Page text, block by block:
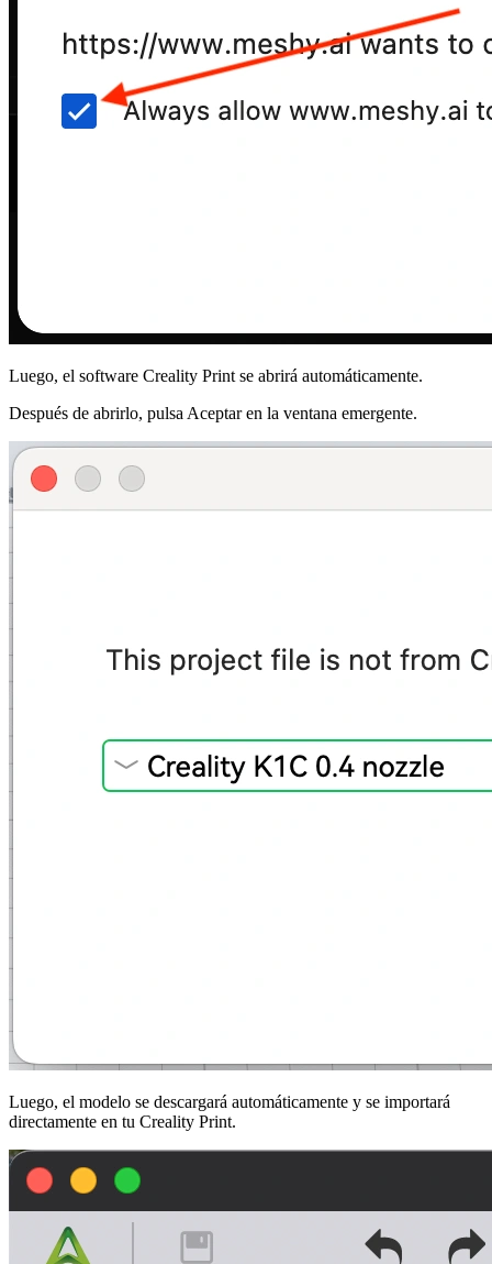
Luego, el software Creality Print se abrirá automáticamente.
Después de abrirlo, pulsa Aceptaren la ventana emergente.
Luego, el modelo se descargará automáticamente y se importará
directamente en tu Creality Print.